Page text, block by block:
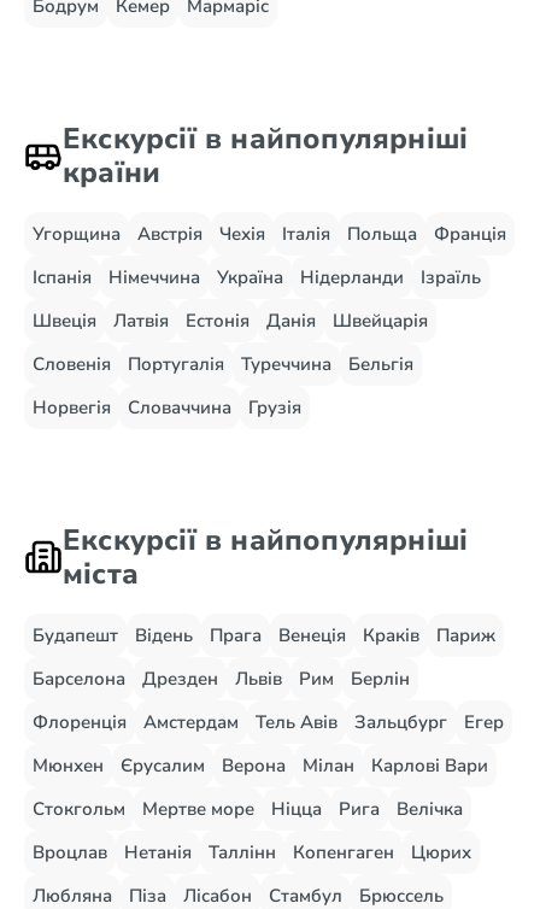
Бодрум Кемер Мармаріс
Екскурсії в найпопулярніші
країни
Угорщина Австрія Чехія Італія Польща
Франція
Іспанія
Німеччина Україна Нідерланди
Ізраїль
Швеція
Латвія Естонія Данія
Швейцарія
Словенія
Португалія Туреччина
Бельгія
Норвегія
Словаччина Грузія
Екскурсії в найпопулярніші
міста
Будапешт Відень Прага Венеція Краків
Париж
Барселона
Дрезден Львів Рим
Берлін
Флоренція
Амстердам Тель Авів Зальцбург
Егер
Мюнхен
Єрусалим Верона Мілан
Карлові Вари
Стокгольм
Мертве море Ніцца Рига
Велічка
Вроцлав
Нетанія Таллінн Копенгаген
Цюрих
Любляна
Піза Лісабон Стамбул
Брюссель